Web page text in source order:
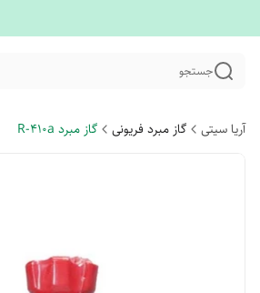
جستجو
آریا سیتی گاز مبرد فریونی گاز مبرد R-410a